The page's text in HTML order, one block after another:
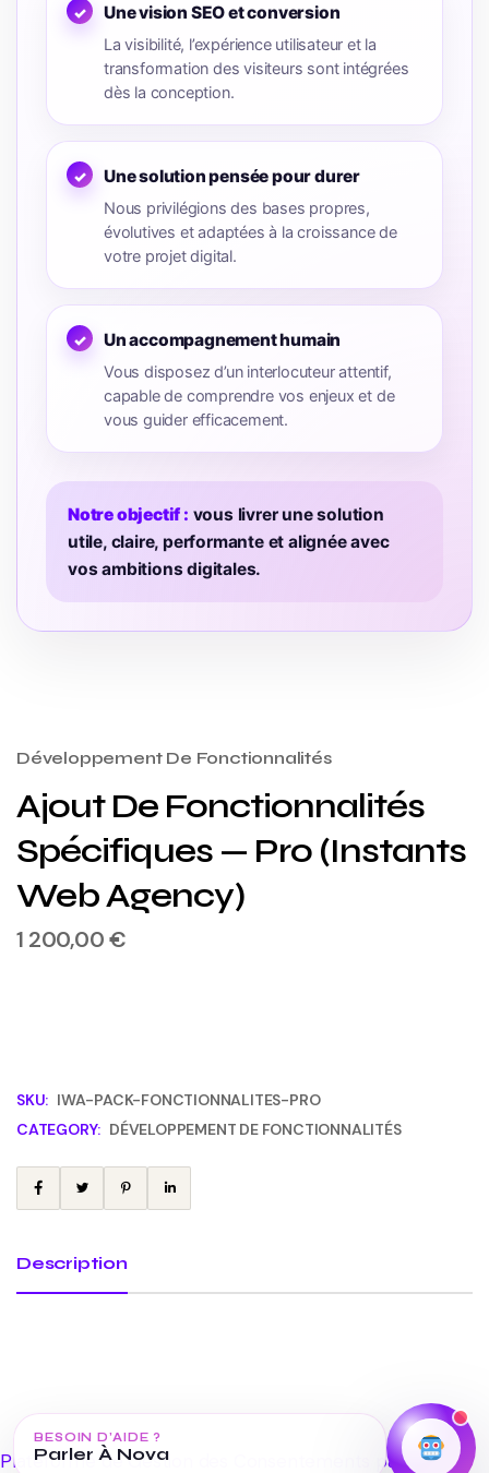
Une vision SEO et conversion
La visibilité, l’expérience utilisateur et la
transformation des visiteurs sont intégrées
dès la conception.
Une solution pensée pour durer
Nous privilégions des bases propres,
évolutives et adaptées à la croissance de
votre projet digital.
Un accompagnement humain
Vous disposez d’un interlocuteur attentif,
capable de comprendre vos enjeux et de
vous guider efficacement.
Notre objectif : vous livrer une solution
utile, claire, performante et alignée avec
vos ambitions digitales.
Développement De Fonctionnalités
Ajout De Fonctionnalités
Spécifiques — Pro (Instants
Web Agency)
1 200,00€
SKU: IWA-PACK-FONCTIONNALITES-PRO
CATEGORY: DÉVELOPPEMENT DE FONCTIONNALITÉS
Description
BESOIN D’AIDE ?
Parler À Nova
Plateforme de Gestion des Consentements par Real